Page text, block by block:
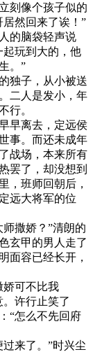
刻像个孩子似的
然回来了诶！”
的脑袋轻声说
起玩到大的，他
。”
独子，从小被送
二人是发小，年
行。
早离去，定远侯
事。而还未成年
战场，本来所有
罢了，却没想到
，班师回朝后，
远大将军的位
撒娇？”清朗的
玄甲的男人走了
面容已经长开，
可不比我
许行止笑了
“怎么不先回府
来了。”时兴尘